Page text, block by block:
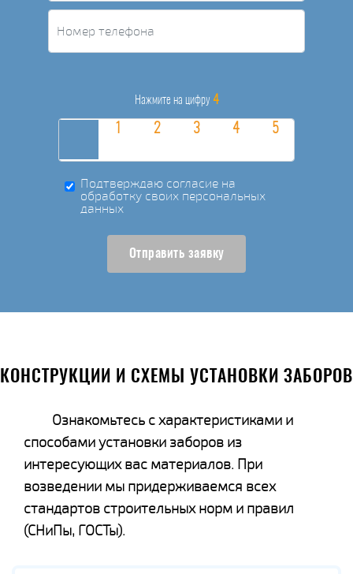
Нажмите на цифру 4
Подтверждаю согласие на
обработку своих персональных
данных
Отправить заявку
КОНСТРУКЦИИ И СХЕМЫ УСТАНОВКИ ЗАБОРОВ
Ознакомьтесь с характеристиками и
способами установки заборов из
интересующих вас материалов. При
возведении мы придерживаемся всех
стандартов строительных норм и правил
(СНиПы, ГОСТы).